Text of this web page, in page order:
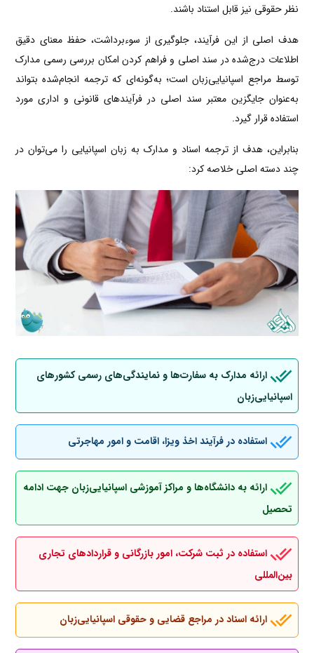
نظر حقوقی نیز قابل استناد باشند.
هدف اصلی از این فرآیند، جلوگیری از سوءبرداشت، حفظ معنای دقیق
اطلاعات درج‌شده در سند اصلی و فراهم کردن امکان بررسی رسمی مدارک
توسط مراجع اسپانیایی‌زبان است؛ به‌گونه‌ای که ترجمه انجام‌شده بتواند
به‌عنوان جایگزین معتبر سند اصلی در فرآیندهای قانونی و اداری مورد
استفاده قرار گیرد.
بنابراین، هدف از ترجمه اسناد و مدارک به زبان اسپانیایی را می‌توان در
چند دسته اصلی خلاصه کرد:
ارائه مدارک به سفارت‌ها و نمایندگی‌های رسمی کشورهای
اسپانیایی‌زبان
استفاده در فرآیند اخذ ویزا، اقامت و امور مهاجرتی
ارائه به دانشگاه‌ها و مراکز آموزشی اسپانیایی‌زبان جهت ادامه
تحصیل
استفاده در ثبت شرکت، امور بازرگانی و قراردادهای تجاری
بین‌المللی
ارائه اسناد در مراجع قضایی و حقوقی اسپانیایی‌زبان